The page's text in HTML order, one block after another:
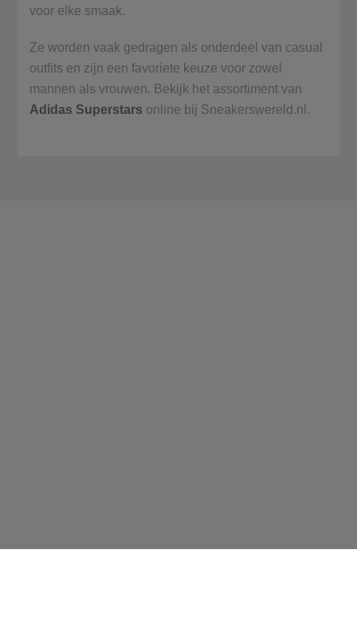
voor elke smaak.
Ze worden vaak gedragen als onderdeel van casual
outfits en zijn een favoriete keuze voor zowel
mannen als vrouwen. Bekijk het assortiment van
Adidas Superstars online bij Sneakerswereld.nl.